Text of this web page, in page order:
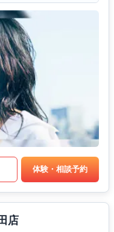
体験・相談予約
店